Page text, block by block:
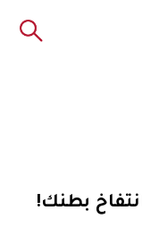
بطنك!